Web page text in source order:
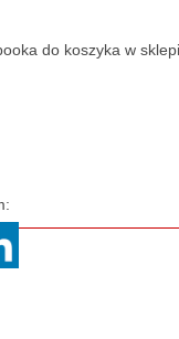
do koszyka w